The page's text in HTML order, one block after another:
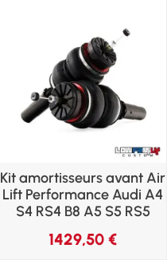
Kit amortisseurs avant Air
Lift Performance Audi A4
S4 RS4 B8 A5 S5 RS5
1429,50€